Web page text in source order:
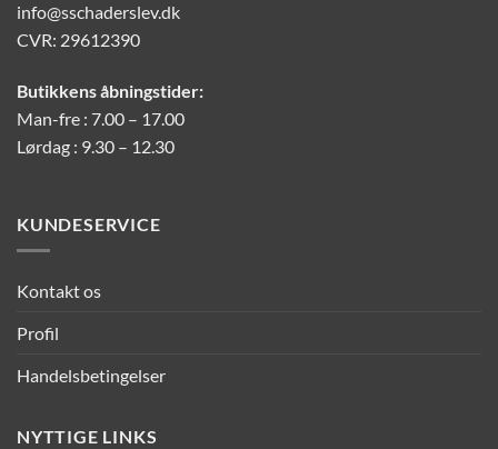
info@sschaderslev.dk
CVR: 29612390
Butikkens åbningstider:
Man-fre : 7.00 – 17.00
Lørdag : 9.30 – 12.30
KUNDESERVICE
Kontakt os
Profil
Handelsbetingelser
NYTTIGE LINKS